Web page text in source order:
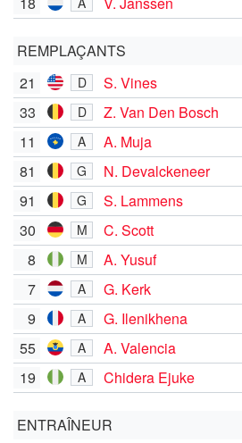
REMPLAÇANTS
21
D S. Vines
33 D Z. Van Den Bosch
11 A A. Muja
81 G
N. Devalckeneer
91
G
S. Lammens
30
M
C. Scott
8
M
A. Yusuf
7
A
G. Kerk
9
A
G. Ilenikhena
55
A
A. Valencia
19
A Chidera Ejuke
ENTRAÎNEUR